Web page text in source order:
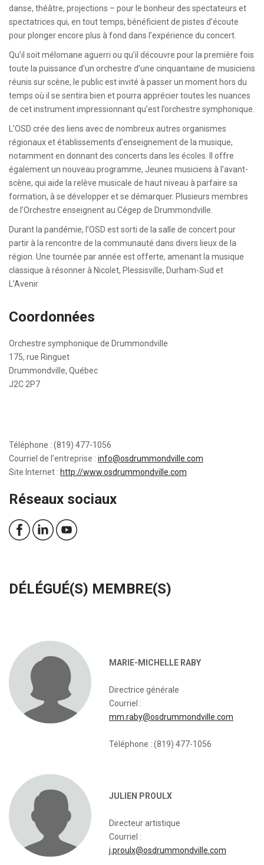
danse, théâtre, projections – pour le bonheur des spectateurs et
spectatrices qui, en tout temps, bénéficient de pistes d’écoute
pour plonger encore plus à fond dans l’expérience du concert.
Qu’il soit mélomane aguerri ou qu’il découvre pour la première fois
toute la puissance d’un orchestre d’une cinquantaine de musiciens
réunis sur scène, le public est invité à passer un moment hors du
temps où il se sentira bien et pourra apprécier toutes les nuances
de cet instrument impressionnant qu’est l’orchestre symphonique.
L’OSD crée des liens avec de nombreux autres organismes
régionaux et établissements d’enseignement de la musique,
notamment en donnant des concerts dans les écoles. Il offre
également un nouveau programme, Jeunes musiciens à l’avant-
scène, qui aide la relève musicale de haut niveau à parfaire sa
formation, à se développer et se démarquer. Plusieurs membres
de l’Orchestre enseignent au Cégep de Drummondville.
Durant la pandémie, l’OSD est sorti de la salle de concert pour
partir à la rencontre de la communauté dans divers lieux de la
région. Une tournée par année est offerte, amenant la musique
classique à résonner à Nicolet, Plessisville, Durham-Sud et
L’Avenir.
Coordonnées
Orchestre symphonique de Drummondville
175, rue Ringuet
Drummondville, Québec
J2C 2P7
Téléphone : (819) 477-1056
Courriel de l’entreprise : info@osdrummondville.com
Site Internet : http://www.osdrummondville.com
Réseaux sociaux
DÉLÉGUÉ(S) MEMBRE(S)
MARIE-MICHELLE RABY
Directrice générale
Courriel :
mm.raby@osdrummondville.com
Téléphone : (819) 477-1056
JULIEN PROULX
Directeur artistique
Courriel :
j.proulx@osdrummondville.com